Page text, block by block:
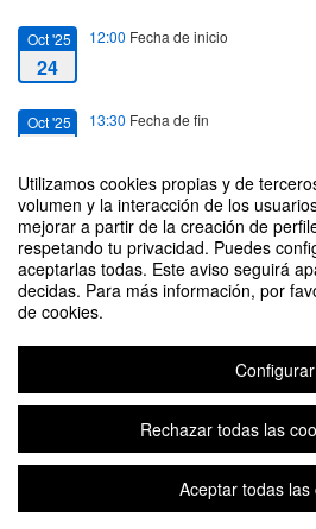
Utilizamos cookies propias y de
volumen y la interacción de los
mejorar a partir de la creación de
respetando tu privacidad. Puedes
aceptarlas todas. Este aviso seguirá
decidas. Para más información, por
de cookies.
Configurar
Rechazar todas las
Aceptar todas las
Oct '25
24
12:00 Fecha de inicio
Oct '25 13:30 Fecha de fin
Generative AI: Ethics, Bias, and
Aviso legal|Contacto
Plataforma de
Copyright © 2026